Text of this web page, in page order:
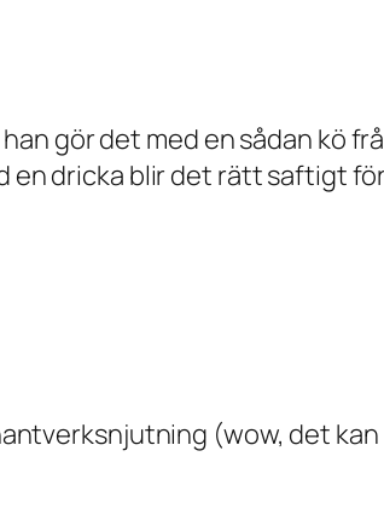
gör det med en sådan kö
dricka blir det rätt saftigt
(wow, det